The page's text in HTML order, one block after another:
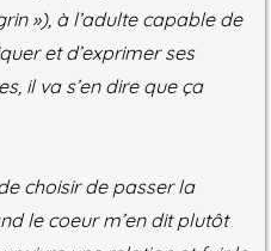
»), à l’adulte capable de
et d’exprimer ses
il va s’en dire que ça
choisir de passer la
le coeur m’en dit plutôt